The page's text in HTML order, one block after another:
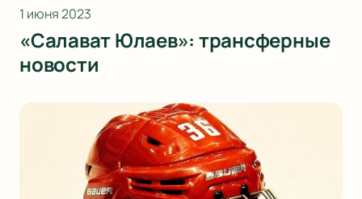
1 июня 2023
«Салават Юлаев»: трансферные
новости